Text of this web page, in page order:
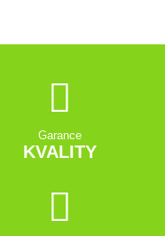
Garance
KVALITY